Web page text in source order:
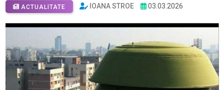
ACTUALITATE IOANA STROE 03.03.2026